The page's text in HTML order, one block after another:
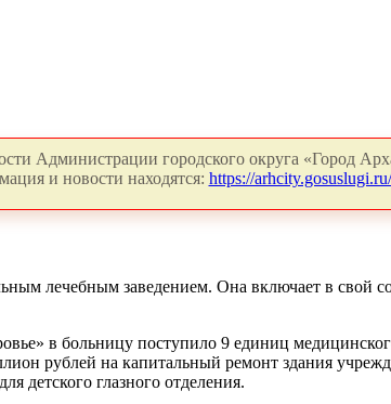
Администрации городского округа «Город
и новости находятся: https://arhcity.gosuslugi.ru/
лечебным заведением. Она включает в свой
в больницу поступило 9 единиц
рублей на капитальный ремонт здания
детского глазного отделения.